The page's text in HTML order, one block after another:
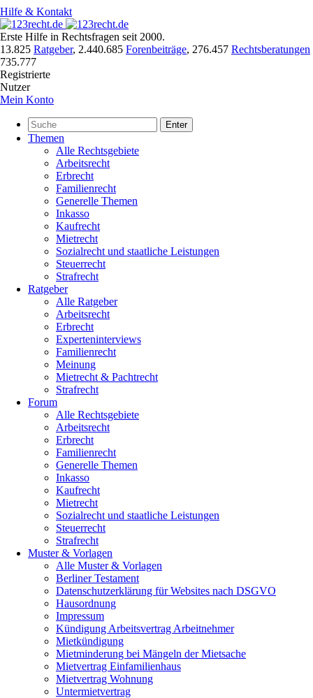
Hilfe & Kontakt
Erste Hilfe in Rechtsfragen seit 2000.
13.825 Ratgeber, 2.440.685 Forenbeiträge, 276.457 Rechtsberatungen
735.777
Registrierte
Nutzer
Mein Konto
Enter
Themen
Alle Rechtsgebiete
Arbeitsrecht
Erbrecht
Familienrecht
Generelle Themen
Inkasso
Kaufrecht
Mietrecht
Sozialrecht und staatliche Leistungen
Steuerrecht
Strafrecht
Ratgeber
Alle Ratgeber
Arbeitsrecht
Erbrecht
Experteninterviews
Familienrecht
Meinung
Mietrecht & Pachtrecht
Strafrecht
Forum
Alle Rechtsgebiete
Arbeitsrecht
Erbrecht
Familienrecht
Generelle Themen
Inkasso
Kaufrecht
Mietrecht
Sozialrecht und staatliche Leistungen
Steuerrecht
Strafrecht
Muster & Vorlagen
Alle Muster & Vorlagen
Berliner Testament
Datenschutzerklärung für Websites nach DSGVO
Hausordnung
Impressum
Kündigung Arbeitsvertrag Arbeitnehmer
Mietkündigung
Mietminderung bei Mängeln der Mietsache
Mietvertrag Einfamilienhaus
Mietvertrag Wohnung
Untermietvertrag